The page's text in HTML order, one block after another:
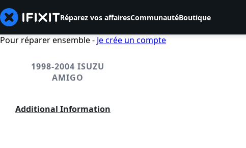
Réparez vos affairesCommunautéBoutique
Pour réparer ensemble - Je crée un compte
1998-2004 ISUZU
AMIGO
Additional Information